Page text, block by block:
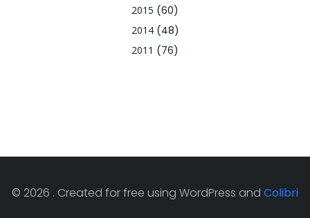
2015 (60)
2014(48)
2011 (76)
© 2026 . Created for free using WordPress and Colibri